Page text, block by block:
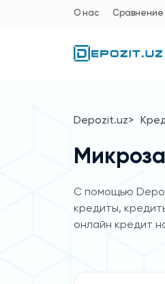
О нас Сравнение
Depozit.uz
C помощью
кредиты,
онлайн кредит